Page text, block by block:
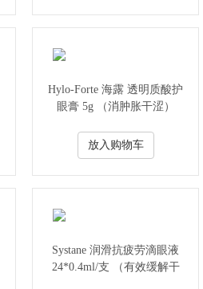
Hylo-Forte 海露 透明质酸护
眼膏 5g （消肿胀干涩）
放入购物车
Systane 润滑抗疲劳滴眼液
24*0.4ml/支 （有效缓解干